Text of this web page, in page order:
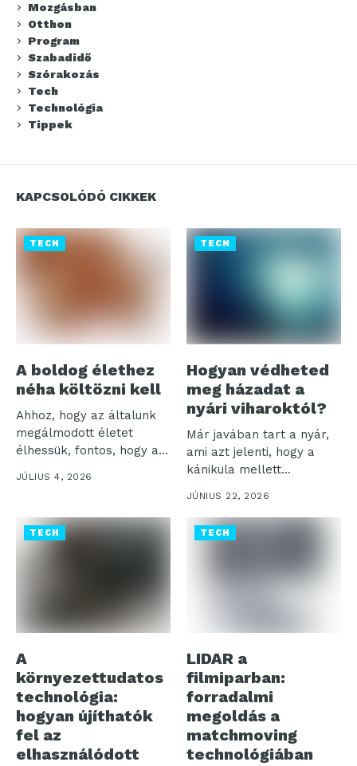
Mozgásban
Otthon
Program
Szabadidő
Szórakozás
Tech
Technológia
Tippek
KAPCSOLÓDÓ CIKKEK
TECH
A boldog élethez
néha költözni kell
Ahhoz, hogy az általunk
megálmodott életet
élhessük, fontos, hogy a
mindennapjainkat a...
JÚLIUS 4, 2026
TECH
Hogyan védheted
meg házadat a
nyári viharoktól?
Már javában tart a nyár,
ami azt jelenti, hogy a
kánikula mellett...
JÚNIUS 22, 2026
TECH
A
környezettudatos
technológia:
hogyan újíthatók
fel az
elhasználódott
TECH
LIDAR a
filmiparban:
forradalmi
megoldás a
matchmoving
technológiában